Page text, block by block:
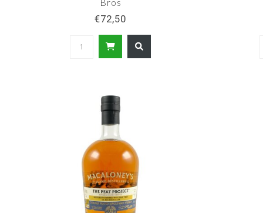
€72,50